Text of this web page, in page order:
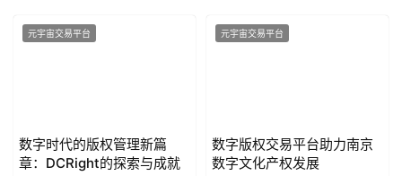
元宇宙交易平台
数字时代的版权管理新篇
章：DCRight的探索与成就
元宇宙交易平台
数字版权交易平台助力南京
数字文化产权发展